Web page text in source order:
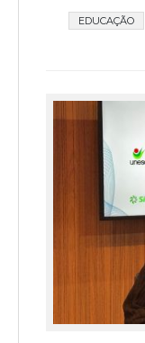
EDUCAÇÃO